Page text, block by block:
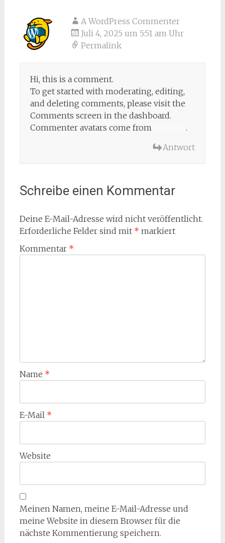
A WordPress Commenter
Juli 4, 2025 um 5:51 am Uhr
Permalink
Hi, this is a comment.
To get started with moderating, editing,
and deleting comments, please visit the
Comments screen in the dashboard.
Commenter avatars come from
.
Antwort
Schreibe einen Kommentar
Deine E-Mail-Adresse wird nicht veröffentlicht.
Erforderliche Felder sind mit * markiert
Kommentar *
Name *
E-Mail *
Website
Meinen Namen, meine E-Mail-Adresse und
meine Website in diesem Browser für die
nächste Kommentierung speichern.